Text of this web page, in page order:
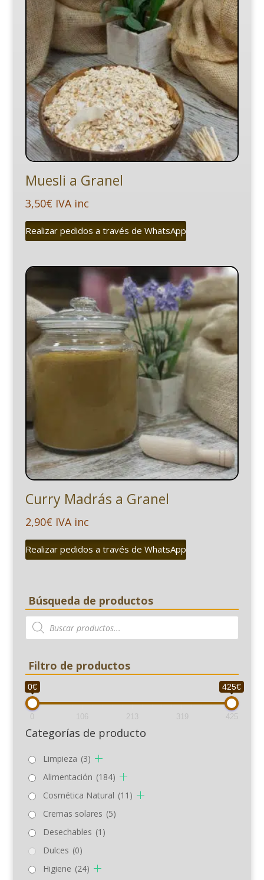
Muesli a Granel
3,50€ IVA inc
Realizar pedidos a través de WhatsApp
Curry Madrás a Granel
2,90€ IVA inc
Realizar pedidos a través de WhatsApp
Búsqueda de productos
Búsqueda
de
productos
Filtro de productos
0€ 425€
0 106 213 319 425
Categorías de producto
Limpieza (3)
Alimentación (184)
Cosmética Natural (11)
Cremas solares (5)
Desechables (1)
Dulces (0)
Higiene (24)